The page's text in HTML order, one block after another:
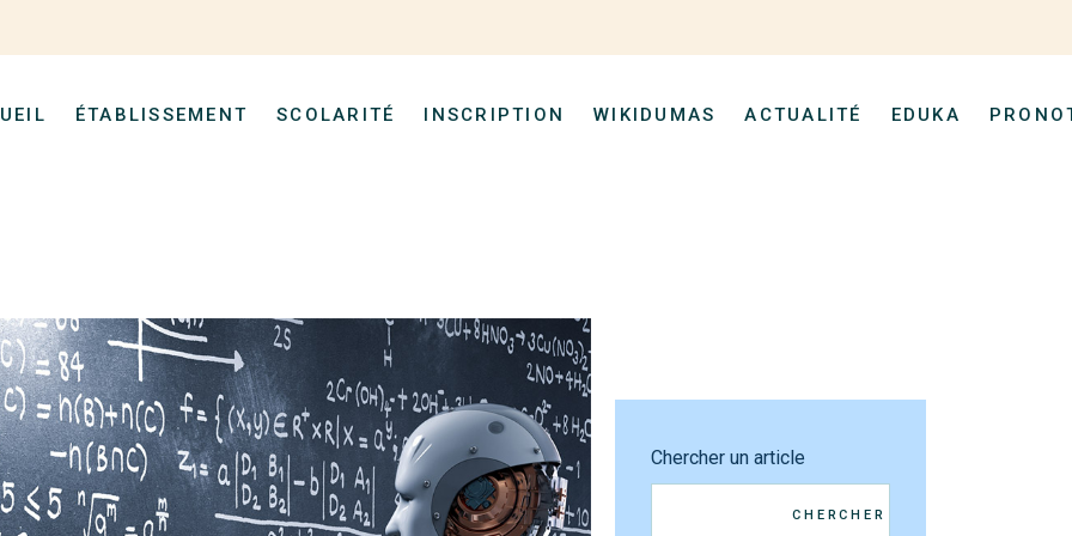
ÉTABLISSEMENT SCOLARITÉ INSCRIPTION WIKIDUMAS ACTUALITÉ EDUKA
Espace
Espace
Русский(
Chercher un article
CHERCHER